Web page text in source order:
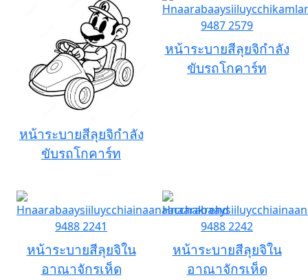
หน้าระบายสีลุยจิกำลัง
ขับรถโกคาร์ท
หน้าระบายสีลุยจิกำลัง
ขับรถโกคาร์ท
หน้าระบายสีลุยจิใน
อาณาจักรเห็ด
หน้าระบายสีลุยจิใน
อาณาจักรเห็ด